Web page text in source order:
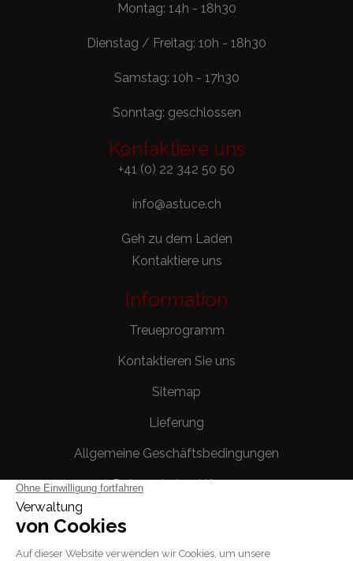
Montag: 14h - 18h30
Dienstag / Freitag: 10h - 18h30
Samstag: 10h - 17h30
Sonntag: geschlossen
Kontaktiere uns
+41 (0) 22 342 50 50
info@astuce.ch
Geh zu dem Laden
Kontaktiere uns
Information
Treueprogramm
Kontaktieren Sie uns
Sitemap
Lieferung
Allgemeine Geschäftsbedingungen
Datenschutzerklärung